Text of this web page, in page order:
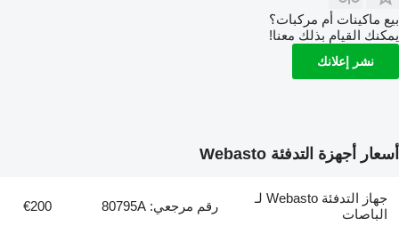
بيع ماكينات أم مركبات؟
يمكنك القيام بذلك معنا!
نشر إعلانك
أسعار أجهزة التدفئة Webasto
جهاز التدفئة Webasto لـ
الباصات
رقم مرجعي: 80795A €200